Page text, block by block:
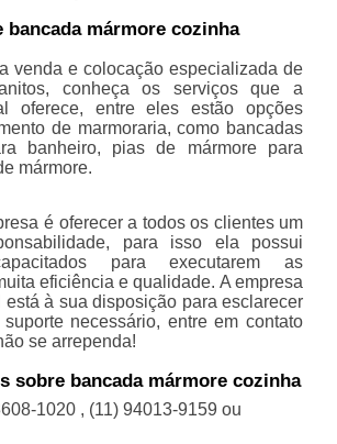
bancada mármore cozinha
venda e colocação especializada de
conheça os serviços que a
oferece, entre eles estão opções
de marmoraria, como bancadas
banheiro, pias de mármore para
mármore.
é oferecer a todos os clientes um
para isso ela possui
para executarem as
eficiência e qualidade. A empresa
está à sua disposição para esclarecer
necessário, entre em contato
se arrependa!
sobre bancada mármore cozinha
1020, (11) 94013-9159 ou